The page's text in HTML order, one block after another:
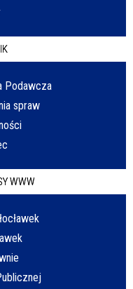
Podawcza
spraw
WWW